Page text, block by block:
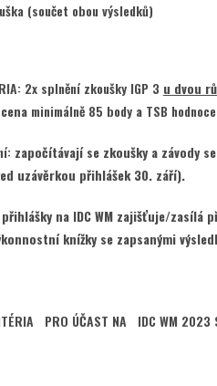
(součet obou výsledků)
2x splnění zkoušky IGP 3 u dvou
minimálně 85 bodya TSB
započítávají se zkoušky a závody
uzávěrkou přihlášek 30. září).
přihlášky na IDC WM zajišťuje/
knížky se zapsanými
PRO ÚČAST NA IDC WM 2023